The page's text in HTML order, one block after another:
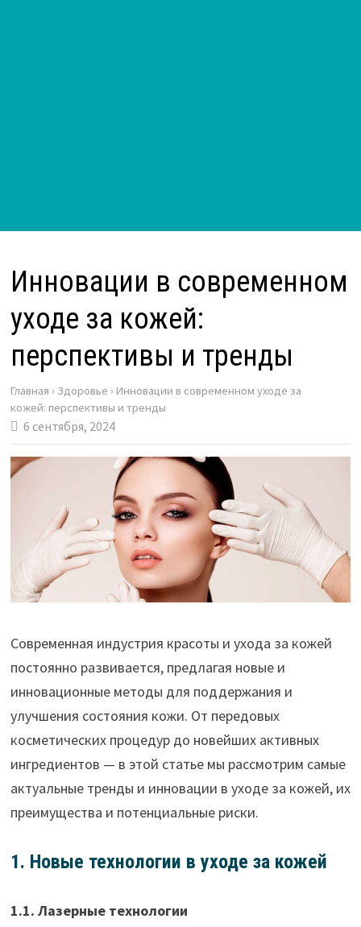
Инновации в современном
уходе за кожей:
перспективы и тренды
Главная › Здоровье › Инновации в современном уходе за
кожей: перспективы и тренды
6 сентября, 2024
Современная индустрия красоты и ухода за кожей
постоянно развивается, предлагая новые и
инновационные методы для поддержания и
улучшения состояния кожи. От передовых
косметических процедур до новейших активных
ингредиентов — в этой статье мы рассмотрим самые
актуальные тренды и инновации в уходе за кожей, их
преимущества и потенциальные риски.
1. Новые технологии в уходе за кожей
1.1. Лазерные технологии